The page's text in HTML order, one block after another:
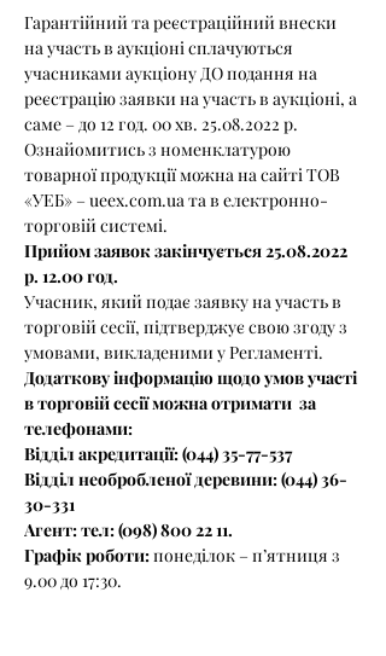
Гарантійний та реєстраційний внески
на участь в аукціоні сплачуються
учасниками аукціону ДО подання на
реєстрацію заявки на участь в аукціоні, а
саме – до 12 год. 00 хв. 25.08.2022 р.
Ознайомитись з номенклатурою
товарної продукції можна на сайті ТОВ
«УЕБ» – ueex.com.ua та в електронно-
торговій системі.
Прийом заявок закінчується 25.08.2022
р. 12.00 год.
Учасник, який подає заявку на участь в
торговій сесії, підтверджує свою згоду з
умовами, викладеними у Регламенті.
Додаткову інформацію щодо умов участі
в торговій сесії можна отримати  за
телефонами:
Відділ акредитації: (044) 35-77-537
Відділ необробленої деревини: (044) 36-
30-331
Агент: тел: (098) 800 22 11.
Графік роботи: понеділок – п’ятниця з
9.00 до 17:30.